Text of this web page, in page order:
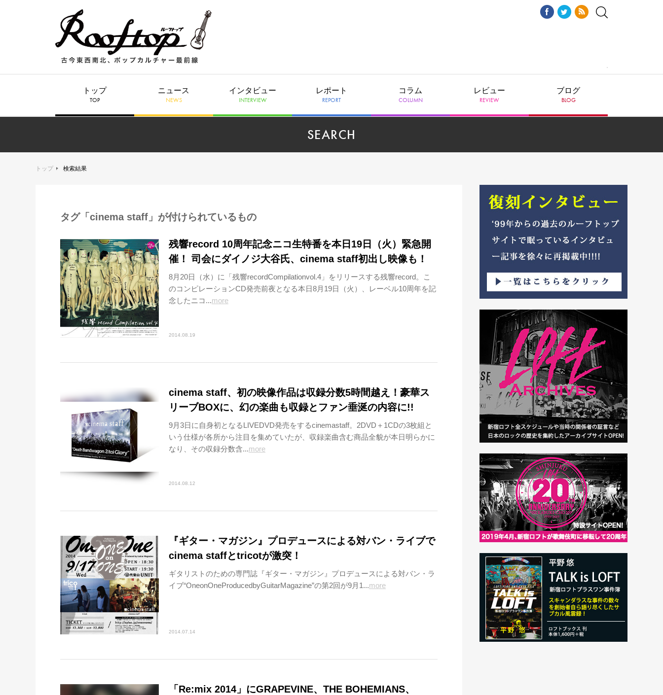
トップ
TOP
ニュース
NEWS
インタビュー
INTERVIEW
レポート
REPORT
コラム
COLUMN
レビュー
REVIEW
ブログ
BLOG
SEARCH
トップ 検索結果
タグ「cinema staff」が付けられているもの
残響record 10周年記念ニコ生特番を本日19日（火）緊急開
催！ 司会にダイノジ大谷氏、cinema staff初出し映像も！
8月20日（水）に「残響recordCompilationvol.4」をリリースする残響record。こ
のコンピレーションCD発売前夜となる本日8月19日（火）、レーベル10周年を記
念したニコ...more
2014.08.19
cinema staff、初の映像作品は収録分数5時間越え！豪華ス
リーブBOXに、幻の楽曲も収録とファン垂涎の内容に!!
9月3日に自身初となるLIVEDVD発売をするcinemastaff。2DVD＋1CDの3枚組と
いう仕様が各所から注目を集めていたが、収録楽曲含む商品全貌が本日明らかに
なり、その収録分数含...more
2014.08.12
『ギター・マガジン』プロデュースによる対バン・ライブで
cinema staffとtricotが激突！
ギタリストのための専門誌『ギター・マガジン』プロデュースによる対バン・ラ
イブ“OneonOneProducedbyGuitarMagazine”の第2回が9月1...more
2014.07.14
「Re:mix 2014」にGRAPEVINE、THE BOHEMIANS、